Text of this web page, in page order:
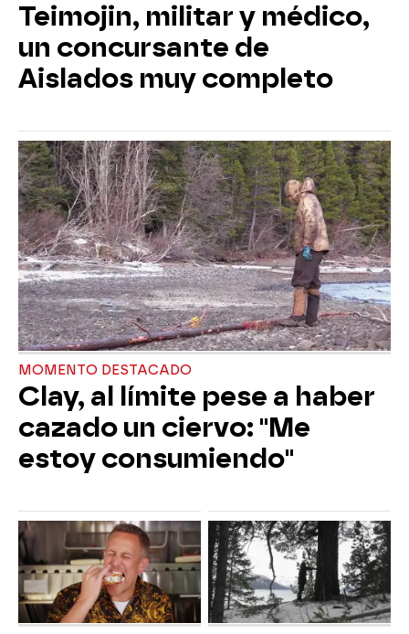
Teimojin, militar y médico,
un concursante de
Aislados muy completo
MOMENTO DESTACADO
Clay, al límite pese a haber
cazado un ciervo: "Me
estoy consumiendo"